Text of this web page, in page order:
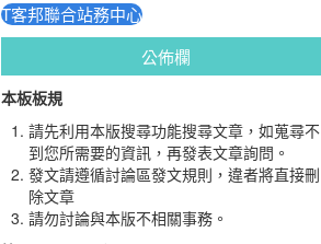
T客邦聯合站務中心
公佈欄
本板板規
請先利用本版搜尋功能搜尋文章，如蒐尋不
到您所需要的資訊，再發表文章詢問。
發文請遵循討論區發文規則，違者將直接刪
除文章
請勿討論與本版不相關事務。